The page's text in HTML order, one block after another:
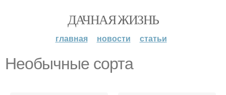
ДАЧНАЯ ЖИЗНЬ
главная новости статьи
Необычные сорта